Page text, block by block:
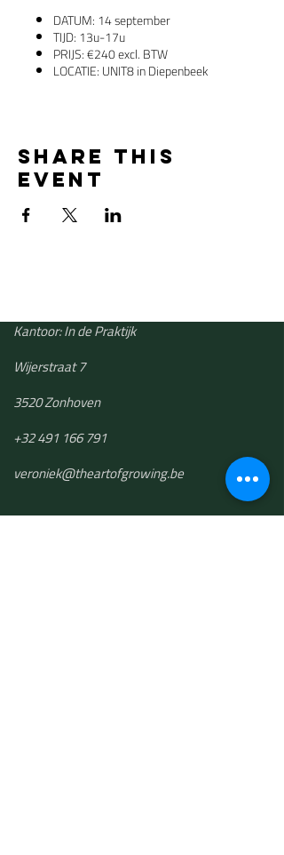
DATUM: 14 september
TIJD: 13u-17u
PRIJS: €240 excl. BTW
LOCATIE: UNIT8 in Diepenbeek
Share this
event
Kantoor: In de Praktijk
Wijerstraat 7
3520 Zonhoven
+32 491 166 791
​veroniek@theartofgrowing.be